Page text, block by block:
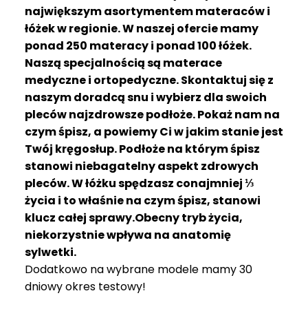
największym asortymentem materaców i
łóżek w regionie. W naszej ofercie mamy
ponad 250 materacy i ponad 100 łóżek.
Naszą specjalnością są materace
medyczne i ortopedyczne. Skontaktuj się z
naszym doradcą snu i wybierz dla swoich
pleców najzdrowsze podłoże. Pokaż nam na
czym śpisz, a powiemy Ci w jakim stanie jest
Twój kręgosłup. Podłoże na którym śpisz
stanowi niebagatelny aspekt zdrowych
pleców. W łóżku spędzasz conajmniej ⅓
życia i to właśnie na czym śpisz, stanowi
klucz całej sprawy.Obecny tryb życia,
niekorzystnie wpływa na anatomię
sylwetki.
Dodatkowo na wybrane modele mamy 30
dniowy okres testowy!